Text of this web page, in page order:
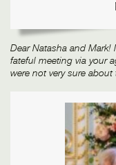
Dear Natasha and
fateful meeting via your
were not very sure